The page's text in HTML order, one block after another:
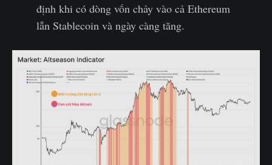
định khi có dòng vốn chảy vào cả Ethereum
lẫn Stablecoin và ngày càng tăng.